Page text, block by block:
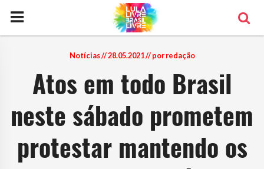
Notícias// 28.05.2021 // por redação
Atos em todo Brasil
neste sábado prometem
protestar mantendo os